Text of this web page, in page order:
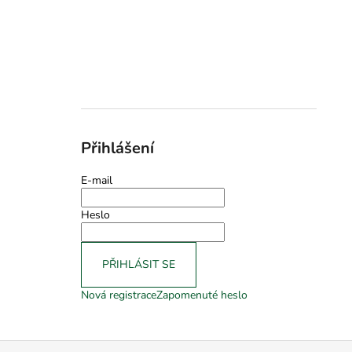
Přihlášení
E-mail
Heslo
PŘIHLÁSIT SE
Nová registraceZapomenuté heslo